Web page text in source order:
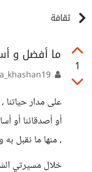
ثقافة
1
ما أفضل و
على مدار حياتنا
أو أصدقائنا أو
، منها ما نقبل
خلال مسيرتي